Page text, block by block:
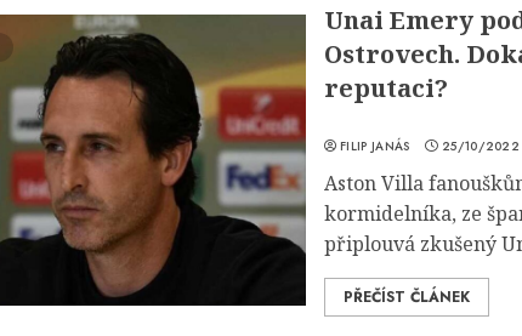
Unai Emery
Ostrovech.
reputaci?
FILIP JANÁS 25/10/2022
Aston Villa
kormidelníka, ze
připlouvá zkušený
PŘEČÍST ČLÁNEK